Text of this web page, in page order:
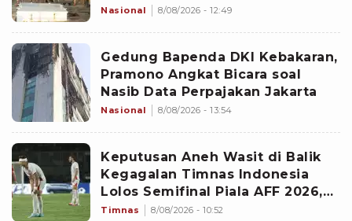
Bintan
Nasional 8/08/2026 - 12:49
Gedung Bapenda DKI Kebakaran,
Pramono Angkat Bicara soal
Nasib Data Perpajakan Jakarta
Nasional 8/08/2026 - 13:54
Keputusan Aneh Wasit di Balik
Kegagalan Timnas Indonesia
Lolos Semifinal Piala AFF 2026,
Untungkan Singapura dan
Timnas 8/08/2026 - 10:52